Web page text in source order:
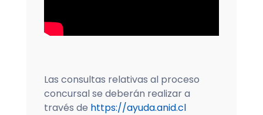
Las consultas relativas al proceso
concursal se deberán realizar a
través de https://ayuda.anid.cl